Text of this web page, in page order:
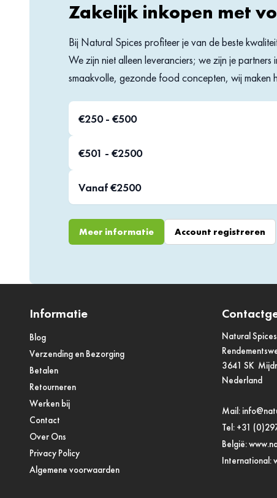
Zakelijk inkopen met
Bij Natural Spices profiteer je van de beste
We zijn niet alleen leveranciers; we zijn je
smaakvolle, gezonde food concepten, wij maken
€250 - €500
€501 - €2500
Vanaf €2500
Meer informatie Account registreren
Informatie
Blog
Verzending en Bezorging
Betalen
Retourneren
Werken bij
Contact
Over Ons
Privacy Policy
Algemene voorwaarden
Natural
3641 SK
Nederland
Mail:
Tel: +31
België:
International: